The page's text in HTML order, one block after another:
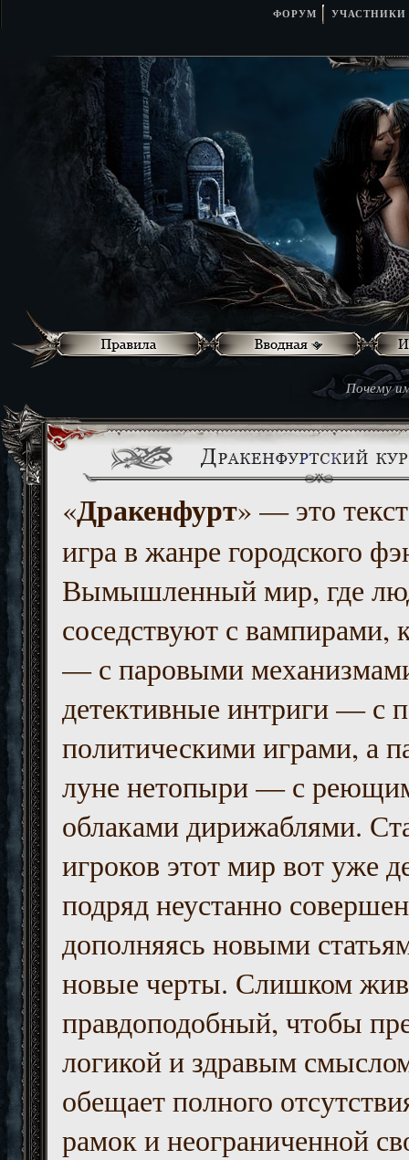
ФОРУМ УЧАСТНИКИ
Почему
«Дракенфурт» — это
игра в жанре городского
Вымышленный мир, где
соседствуют с вампирами,
— с паровыми
детективные интриги — с
политическими играми, а
луне нетопыри — с
облаками дирижаблями.
игроков этот мир вот уже
подряд неустанно
дополняясь новыми
новые черты. Слишком
правдоподобный, чтобы
логикой и здравым
обещает полного
рамок и неограниченной